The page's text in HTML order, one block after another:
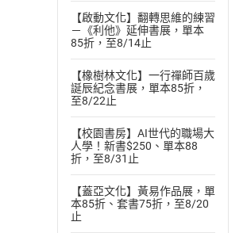
【啟動文化】翻轉思維的練習
－《利他》延伸書展，單本
85折，至8/14止
【橡樹林文化】一行禪師百歲
誕辰紀念書展，單本85折，
至8/22止
【校園書房】AI世代的職場大
人學！新書$250、單本88
折，至8/31止
【蓋亞文化】黃易作品展，單
本85折、套書75折，至8/20
止